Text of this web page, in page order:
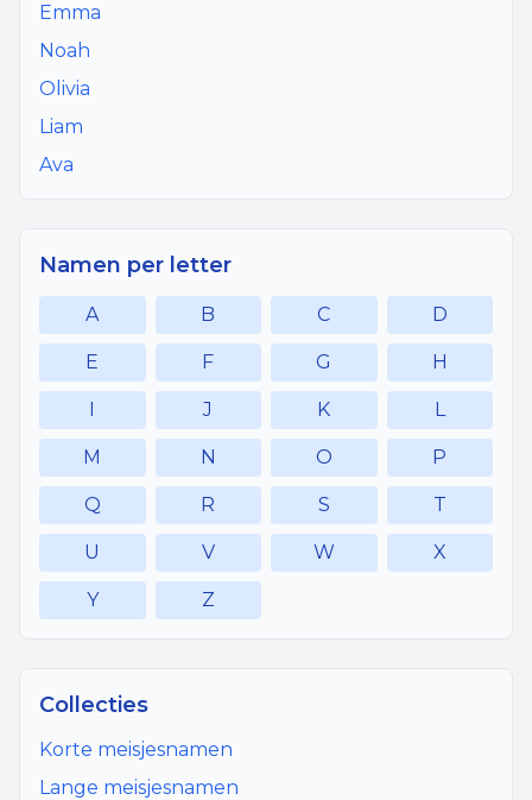
Emma
Noah
Olivia
Liam
Ava
Namen per letter
A B C D
E F G H
I J K L
M N O P
Q R S T
U V W X
Y Z
Collecties
Korte meisjesnamen
Lange meisjesnamen